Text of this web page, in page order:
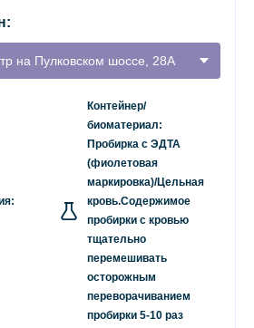
на Пулковском шоссе, 28А
Контейнер/
биоматериал:
Пробирка с ЭДТА
(фиолетовая
маркировка)/Цельная
кровь.Содержимое
пробирки с кровью
тщательно
перемешивать
осторожным
переворачиванием
пробирки 5-10 раз